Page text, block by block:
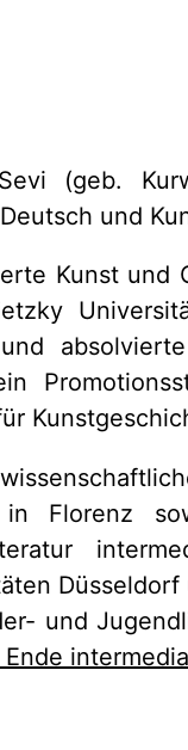
(geb.
und
Kunst und
in Florenz
und